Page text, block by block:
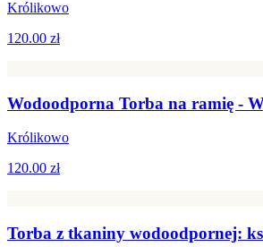
Królikowo
120.00 zł
Wodoodporna Torba na ramię -
Królikowo
120.00 zł
Torba z tkaniny wodoodpornej: